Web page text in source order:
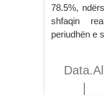
78.5%,
shfaqin
periudhën e